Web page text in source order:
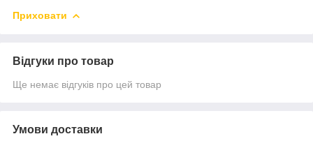
Приховати
Відгуки про товар
Ще немає відгуків про цей товар
Умови доставки